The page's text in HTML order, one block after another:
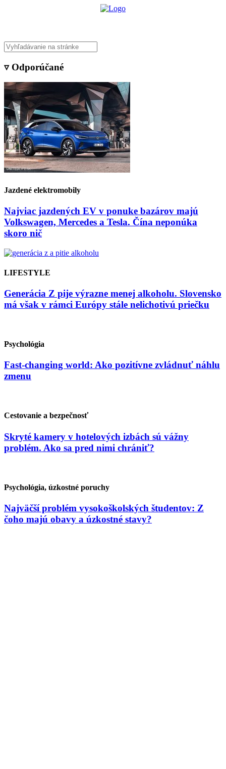
▿ Odporúčané
Jazdené elektromobily
Najviac jazdených EV v ponuke bazárov majú
Volkswagen, Mercedes a Tesla. Čína neponúka
skoro nič
LIFESTYLE
Generácia Z pije výrazne menej alkoholu. Slovensko
má však v rámci Európy stále nelichotivú priečku
Psychológia
Fast-changing world: Ako pozitívne zvládnuť náhlu
zmenu
Cestovanie a bezpečnosť
Skryté kamery v hotelových izbách sú vážny
problém. Ako sa pred nimi chrániť?
Psychológia, úzkostné poruchy
Najväčší problém vysokoškolských študentov: Z
čoho majú obavy a úzkostné stavy?